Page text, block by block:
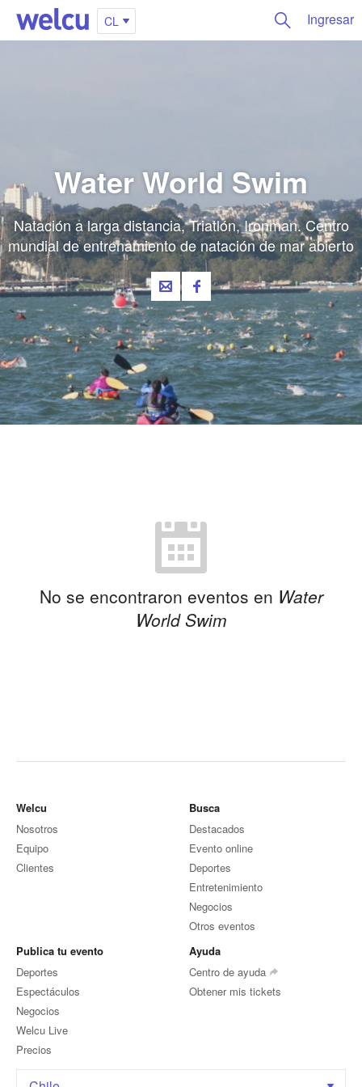
CL Ingresar
Water World Swim
Natación a larga distancia, Triatlón, Ironman. Centro
mundial de entrenamiento de natación de mar abierto
No se encontraron eventos en Water
World Swim
Welcu
Nosotros
Equipo
Clientes
Busca
Destacados
Evento online
Deportes
Entretenimiento
Negocios
Otros eventos
Publica tu evento
Deportes
Espectáculos
Negocios
Welcu Live
Precios
Ayuda
Centro de ayuda
Obtener mis tickets